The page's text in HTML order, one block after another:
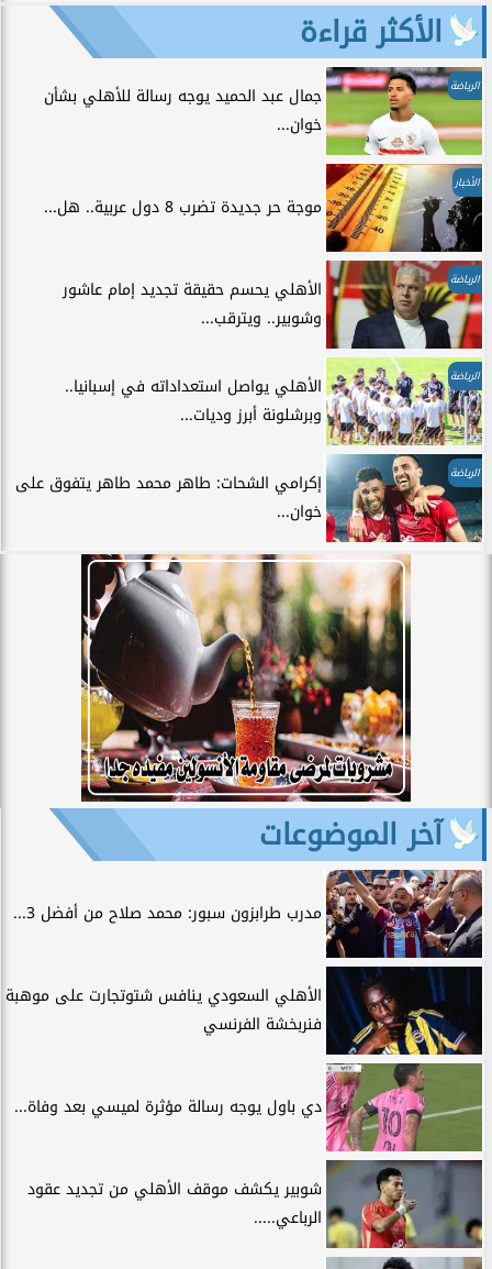
الأكثر قراءة
الرياضة
جمال عبد الحميد يوجه رسالة للأهلي بشأن
خوان...
الأخبار
موجة حر جديدة تضرب 8 دول عربية.. هل...
الرياضة
الأهلي يحسم حقيقة تجديد إمام عاشور
وشوبير.. ويترقب...
الرياضة
الأهلي يواصل استعداداته في إسبانيا..
وبرشلونة أبرز وديات...
الرياضة
إكرامي الشحات: طاهر محمد طاهر يتفوق على
خوان...
آخر الموضوعات
مدرب طرابزون سبور: محمد صلاح من أفضل 3...
الأهلي السعودي ينافس شتوتجارت على موهبة
فنربخشة الفرنسي
دي باول يوجه رسالة مؤثرة لميسي بعد وفاة...
شوبير يكشف موقف الأهلي من تجديد عقود
الرباعي.....